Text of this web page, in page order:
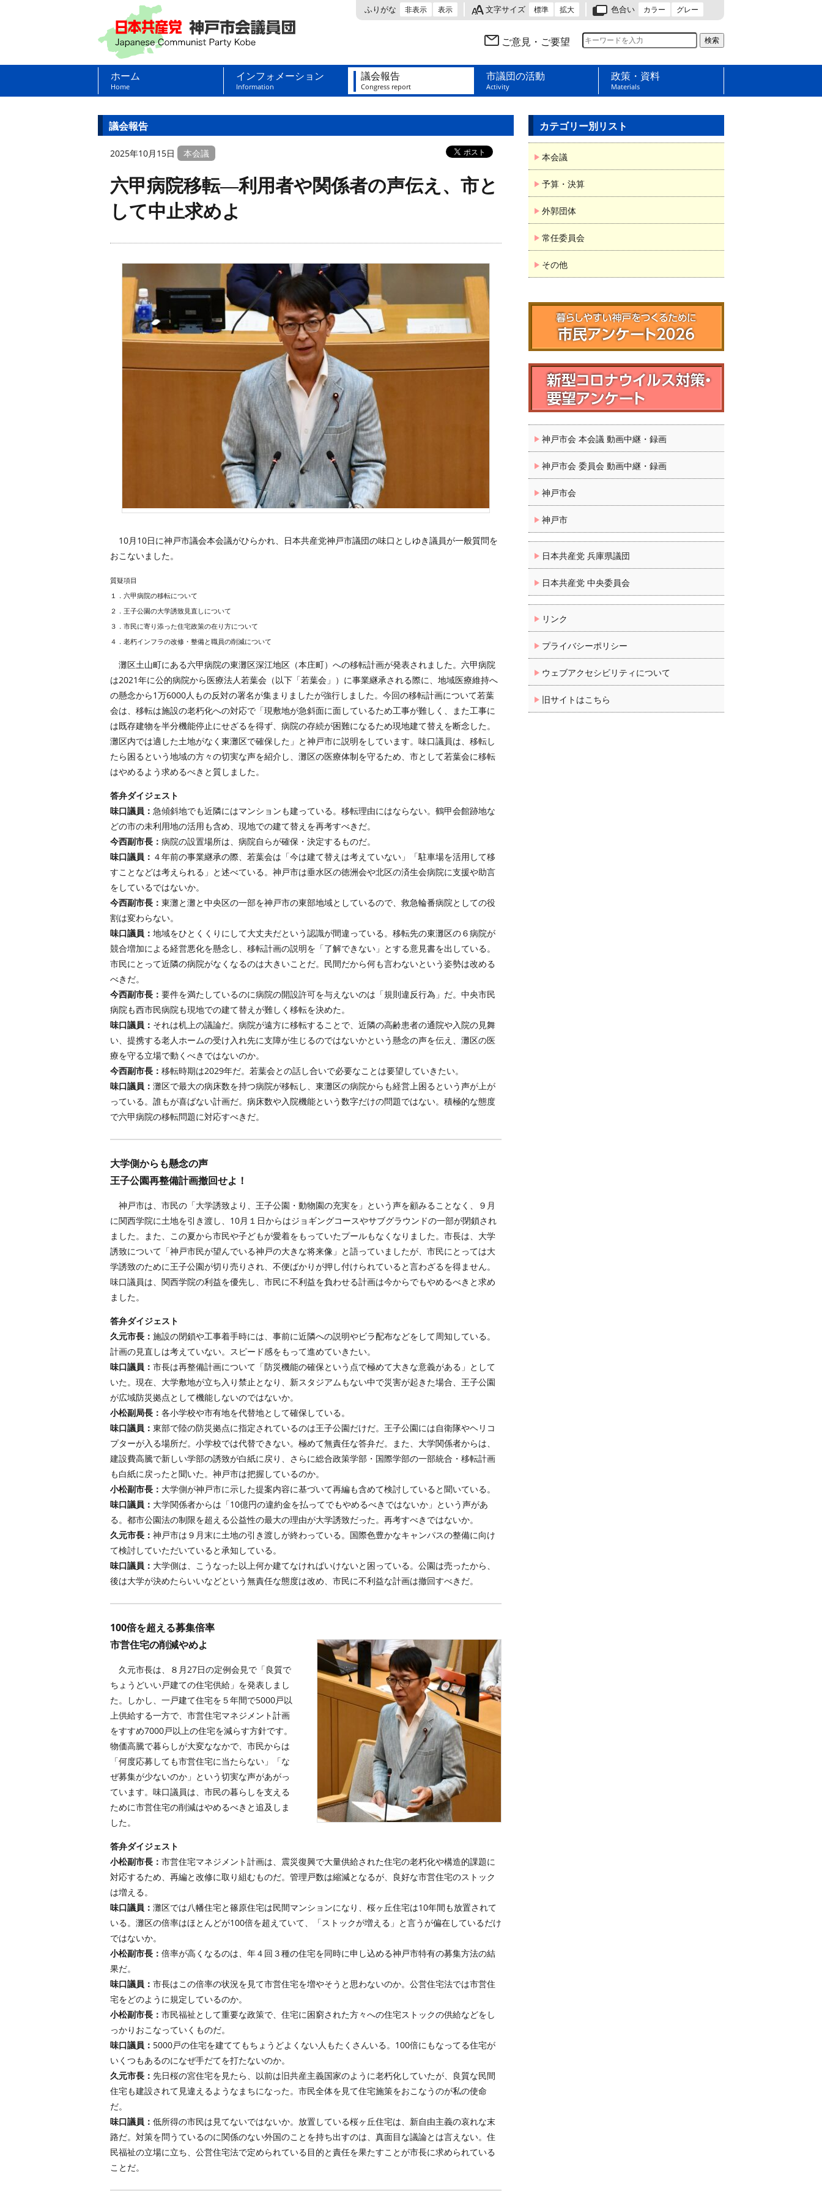
日本共産党 神戸市会議員団
ふりがな 非表示 表示 文字サイズ 標準 拡大 色合い カラー グレー
ご意見・ご要望
ホーム
Home
インフォメーション
Information
議会報告
Congress report
市議団の活動
Activity
政策・資料
Materials
議会報告
2025年10月15日 本会議
六甲病院移転―利用者や関係者の声伝え、市と
して中止求めよ
10月10日に神戸市議会本会議がひらかれ、日本共産党神戸市議団の味口としゆき議員が一般質問を
おこないました。
質疑項目
１．六甲病院の移転について
２．王子公園の大学誘致見直しについて
３．市民に寄り添った住宅政策の在り方について
４．老朽インフラの改修・整備と職員の削減について
灘区土山町にある六甲病院の東灘区深江地区（本庄町）への移転計画が発表されました。六甲病院
は2021年に公的病院から医療法人若葉会（以下「若葉会」）に事業継承される際に、地域医療維持へ
の懸念から1万6000人もの反対の署名が集まりましたが強行しました。今回の移転計画について若葉
会は、移転は施設の老朽化への対応で「現敷地が急斜面に面しているため工事が難しく、また工事に
は既存建物を半分機能停止にせざるを得ず、病院の存続が困難になるため現地建て替えを断念した。
灘区内では適した土地がなく東灘区で確保した」と神戸市に説明をしています。味口議員は、移転し
たら困るという地域の方々の切実な声を紹介し、灘区の医療体制を守るため、市として若葉会に移転
はやめるよう求めるべきと質しました。
答弁ダイジェスト
味口議員： 急傾斜地でも近隣にはマンションも建っている。移転理由にはならない。鶴甲会館跡地な
どの市の未利用地の活用も含め、現地での建て替えを再考すべきだ。
今西副市長： 病院の設置場所は、病院自らが確保・決定するものだ。
味口議員： ４年前の事業継承の際、若葉会は「今は建て替えは考えていない」「駐車場を活用して移
すことなどは考えられる」と述べている。神戸市は垂水区の徳洲会や北区の済生会病院に支援や助言
をしているではないか。
今西副市長： 東灘と灘と中央区の一部を神戸市の東部地域としているので、救急輪番病院としての役
割は変わらない。
味口議員： 地域をひとくくりにして大丈夫だという認識が間違っている。移転先の東灘区の６病院が
競合増加による経営悪化を懸念し、移転計画の説明を「了解できない」とする意見書を出している。
市民にとって近隣の病院がなくなるのは大きいことだ。民間だから何も言わないという姿勢は改める
べきだ。
今西副市長： 要件を満たしているのに病院の開設許可を与えないのは「規則違反行為」だ。中央市民
病院も西市民病院も現地での建て替えが難しく移転を決めた。
味口議員： それは机上の議論だ。病院が遠方に移転することで、近隣の高齢患者の通院や入院の見舞
い、提携する老人ホームの受け入れ先に支障が生じるのではないかという懸念の声を伝え、灘区の医
療を守る立場で動くべきではないのか。
今西副市長： 移転時期は2029年だ。若葉会との話し合いで必要なことは要望していきたい。
味口議員： 灘区で最大の病床数を持つ病院が移転し、東灘区の病院からも経営上困るという声が上が
っている。誰もが喜ばない計画だ。病床数や入院機能という数字だけの問題ではない。積極的な態度
で六甲病院の移転問題に対応すべきだ。
大学側からも懸念の声
王子公園再整備計画撤回せよ！
神戸市は、市民の「大学誘致より、王子公園・動物園の充実を」という声を顧みることなく、９月
に関西学院に土地を引き渡し、10月１日からはジョギングコースやサブグラウンドの一部が閉鎖され
ました。また、この夏から市民や子どもが愛着をもっていたプールもなくなりました。市長は、大学
誘致について「神戸市民が望んでいる神戸の大きな将来像」と語っていましたが、市民にとっては大
学誘致のために王子公園が切り売りされ、不便ばかりが押し付けられていると言わざるを得ません。
味口議員は、関西学院の利益を優先し、市民に不利益を負わせる計画は今からでもやめるべきと求め
ました。
答弁ダイジェスト
久元市長： 施設の閉鎖や工事着手時には、事前に近隣への説明やビラ配布などをして周知している。
計画の見直しは考えていない。スピード感をもって進めていきたい。
味口議員： 市長は再整備計画について「防災機能の確保という点で極めて大きな意義がある」として
いた。現在、大学敷地が立ち入り禁止となり、新スタジアムもない中で災害が起きた場合、王子公園
が広域防災拠点として機能しないのではないか。
小松副局長： 各小学校や市有地を代替地として確保している。
味口議員： 東部で陸の防災拠点に指定されているのは王子公園だけだ。王子公園には自衛隊やヘリコ
プターが入る場所だ。小学校では代替できない。極めて無責任な答弁だ。また、大学関係者からは、
建設費高騰で新しい学部の誘致が白紙に戻り、さらに総合政策学部・国際学部の一部統合・移転計画
も白紙に戻ったと聞いた。神戸市は把握しているのか。
小松副市長： 大学側が神戸市に示した提案内容に基づいて再編も含めて検討していると聞いている。
味口議員： 大学関係者からは「10億円の違約金を払ってでもやめるべきではないか」という声があ
る。都市公園法の制限を超える公益性の最大の理由が大学誘致だった。再考すべきではないか。
久元市長： 神戸市は９月末に土地の引き渡しが終わっている。国際色豊かなキャンパスの整備に向け
て検討していただいていると承知している。
味口議員： 大学側は、こうなった以上何か建てなければいけないと困っている。公園は売ったから、
後は大学が決めたらいいなどという無責任な態度は改め、市民に不利益な計画は撤回すべきだ。
100倍を超える募集倍率
市営住宅の削減やめよ
久元市長は、８月27日の定例会見で「良質で
ちょうどいい戸建ての住宅供給」を発表しまし
た。しかし、一戸建て住宅を５年間で5000戸以
上供給する一方で、市営住宅マネジメント計画
をすすめ7000戸以上の住宅を減らす方針です。
物価高騰で暮らしが大変ななかで、市民からは
「何度応募しても市営住宅に当たらない」「な
ぜ募集が少ないのか」という切実な声があがっ
ています。味口議員は、市民の暮らしを支える
ために市営住宅の削減はやめるべきと追及しま
した。
答弁ダイジェスト
小松副市長： 市営住宅マネジメント計画は、震災復興で大量供給された住宅の老朽化や構造的課題に
対応するため、再編と改修に取り組むものだ。管理戸数は縮減となるが、良好な市営住宅のストック
は増える。
味口議員： 灘区では八幡住宅と篠原住宅は民間マンションになり、桜ヶ丘住宅は10年間も放置されて
いる。灘区の倍率はほとんどが100倍を超えていて、「ストックが増える」と言うが偏在しているだけ
ではないか。
小松副市長： 倍率が高くなるのは、年４回３種の住宅を同時に申し込める神戸市特有の募集方法の結
果だ。
味口議員： 市長はこの倍率の状況を見て市営住宅を増やそうと思わないのか。公営住宅法では市営住
宅をどのように規定しているのか。
小松副市長： 市民福祉として重要な政策で、住宅に困窮された方々への住宅ストックの供給などをし
っかりおこなっていくものだ。
味口議員： 5000戸の住宅を建ててもちょうどよくない人もたくさんいる。100倍にもなってる住宅が
いくつもあるのになぜ手だてを打たないのか。
久元市長： 先日桜の宮住宅を見たら、以前は旧共産主義国家のように老朽化していたが、良質な民間
住宅も建設されて見違えるようなまちになった。市民全体を見て住宅施策をおこなうのが私の使命
だ。
味口議員： 低所得の市民は見てないではないか。放置している桜ヶ丘住宅は、新自由主義の哀れな末
路だ。対策を問うているのに関係のない外国のことを持ち出すのは、真面目な議論とは言えない。住
民福祉の立場に立ち、公営住宅法で定められている目的と責任を果たすことが市長に求められている
ことだ。
カテゴリー別リスト
本会議
予算・決算
外郭団体
常任委員会
その他
神戸市会 本会議 動画中継・録画
神戸市会 委員会 動画中継・録画
神戸市会
神戸市
日本共産党 兵庫県議団
日本共産党 中央委員会
リンク
プライバシーポリシー
ウェブアクセシビリティについて
旧サイトはこちら